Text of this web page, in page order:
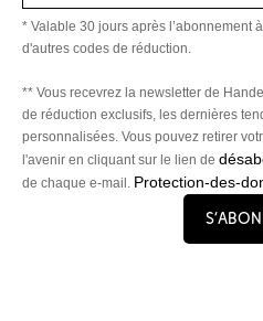
* Valable 30 jours après l’abonnement
d'autres codes de réduction.
** Vous recevrez la newsletter de
de réduction exclusifs, les dernières
personnalisées. Vous pouvez retirer
l'avenir en cliquant sur le lien de
de chaque e-mail. Protection-des-